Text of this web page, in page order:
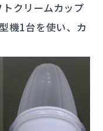
クリームカップ
機1台を使い、カ